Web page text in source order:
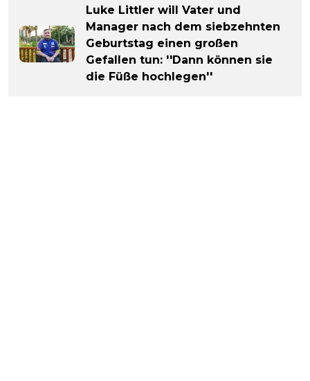
Luke Littler will Vater und
Manager nach dem siebzehnten
Geburtstag einen großen
Gefallen tun: ''Dann können sie
die Füße hochlegen''